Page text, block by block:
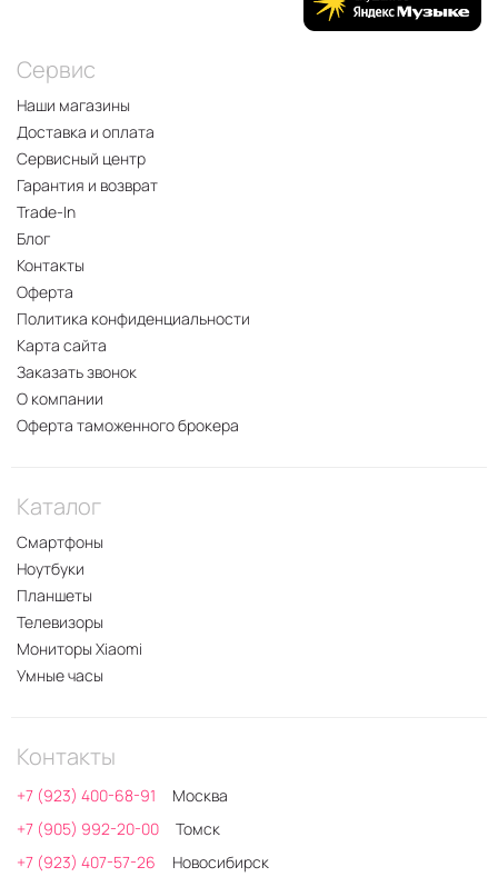
Сервис
Наши магазины
Доставка и оплата
Сервисный центр
Гарантия и возврат
Trade-In
Блог
Контакты
Оферта
Политика конфиденциальности
Карта сайта
Заказать звонок
О компании
Оферта таможенного брокера
Каталог
Смартфоны
Ноутбуки
Планшеты
Телевизоры
Мониторы Xiaomi
Умные часы
Контакты
+7 (923) 400-68-91
Москва
+7 (905) 992-20-00
Томск
+7 (923) 407-57-26
Новосибирск